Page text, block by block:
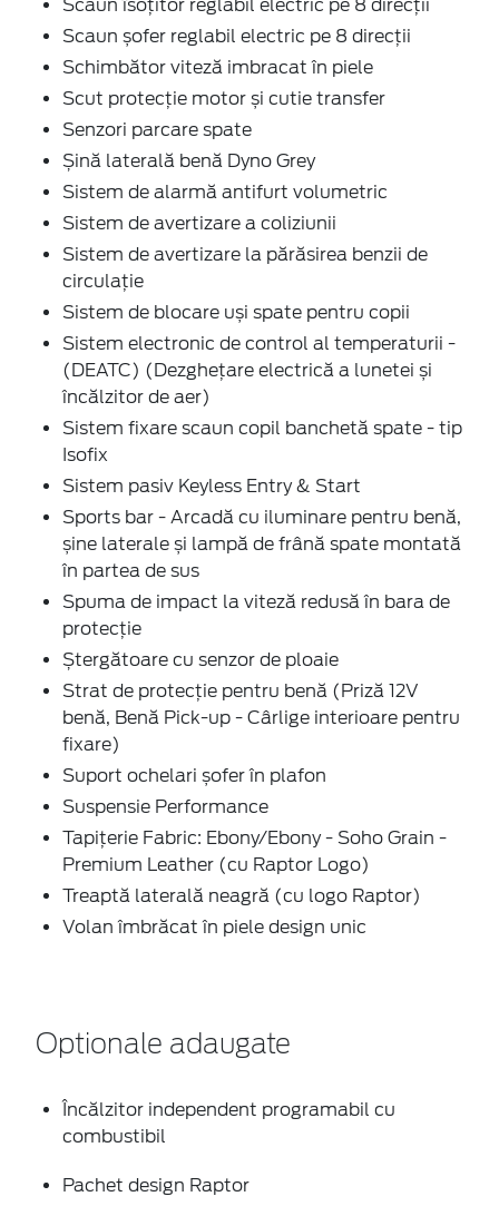
Scaun îsoțitor reglabil electric pe 8 direcţii
Scaun șofer reglabil electric pe 8 direcţii
Schimbător viteză imbracat în piele
Scut protecție motor și cutie transfer
Senzori parcare spate
Șină laterală benă Dyno Grey
Sistem de alarmă antifurt volumetric
Sistem de avertizare a coliziunii
Sistem de avertizare la părăsirea benzii de
circulație
Sistem de blocare uși spate pentru copii
Sistem electronic de control al temperaturii -
(DEATC) (Dezghețare electrică a lunetei și
încălzitor de aer)
Sistem fixare scaun copil banchetă spate - tip
Isofix
Sistem pasiv Keyless Entry & Start
Sports bar - Arcadă cu iluminare pentru benă,
șine laterale și lampă de frână spate montată
în partea de sus
Spuma de impact la viteză redusă în bara de
protecție
Ștergătoare cu senzor de ploaie
Strat de protecție pentru benă (Priză 12V
benă, Benă Pick-up - Cârlige interioare pentru
fixare)
Suport ochelari șofer în plafon
Suspensie Performance
Tapițerie Fabric: Ebony/Ebony - Soho Grain -
Premium Leather (cu Raptor Logo)
Treaptă laterală neagră (cu logo Raptor)
Volan îmbrăcat în piele design unic
Optionale adaugate
Încălzitor independent programabil cu
combustibil
Pachet design Raptor